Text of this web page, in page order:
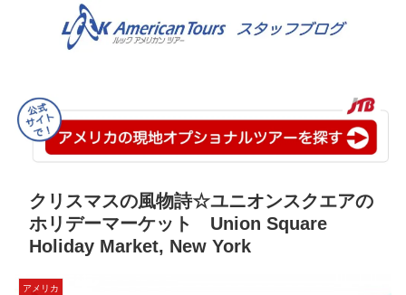
クリスマスの風物詩☆ユニオンスクエアの
ホリデーマーケット Union Square
Holiday Market, New York
アメリカ